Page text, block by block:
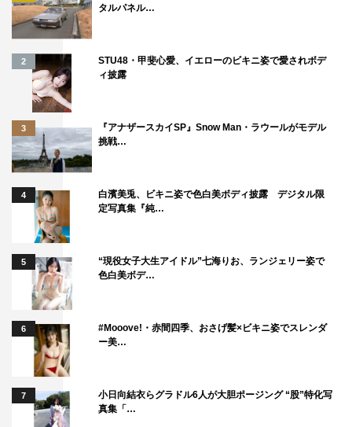
タルパネル…
2
STU48・甲斐心愛、イエローのビキニ姿で愛されボデ
ィ披露
3
『アナザースカイSP』Snow Man・ラウールがモデル
挑戦…
4
白濱美兎、ビキニ姿で色白美ボディ披露 デジタル限
定写真集『純…
5
“現役女子大生アイドル”七海りお、ランジェリー姿で
色白美ボデ…
6
#Mooove!・赤間四季、おさげ髪×ビキニ姿でスレンダ
ー美…
7
小日向結衣らグラドル6人が大胆ポージング “股”特化写
真集「…